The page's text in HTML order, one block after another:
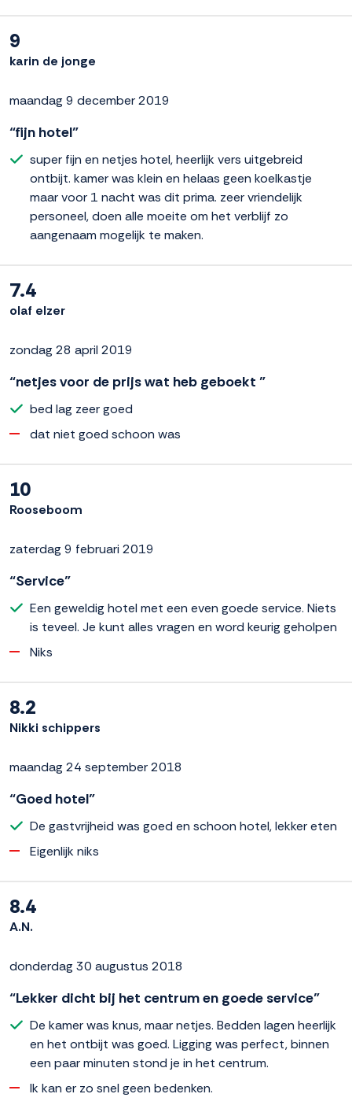
9
karin de jonge
maandag 9 december 2019
“fijn hotel”
super fijn en netjes hotel, heerlijk vers uitgebreid
ontbijt. kamer was klein en helaas geen koelkastje
maar voor 1 nacht was dit prima. zeer vriendelijk
personeel, doen alle moeite om het verblijf zo
aangenaam mogelijk te maken.
7.4
olaf elzer
zondag 28 april 2019
“netjes voor de prijs wat heb geboekt ”
bed lag zeer goed
dat niet goed schoon was
10
Rooseboom
zaterdag 9 februari 2019
“Service”
Een geweldig hotel met een even goede service. Niets
is teveel. Je kunt alles vragen en word keurig geholpen
Niks
8.2
Nikki schippers
maandag 24 september 2018
“Goed hotel”
De gastvrijheid was goed en schoon hotel, lekker eten
Eigenlijk niks
8.4
A.N.
donderdag 30 augustus 2018
“Lekker dicht bij het centrum en goede service”
De kamer was knus, maar netjes. Bedden lagen heerlijk
en het ontbijt was goed. Ligging was perfect, binnen
een paar minuten stond je in het centrum.
Ik kan er zo snel geen bedenken.